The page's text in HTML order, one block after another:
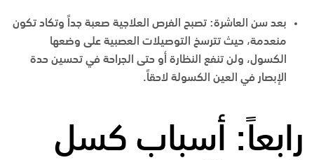
بعد سن العاشرة: تصبح الفرص العلاجية صعبة جداً وتكاد تكون
منعدمة، حيث تترسخ التوصيلات العصبية على وضعها
الكسول، ولن تنفع النظارة أو حتى الجراحة في تحسين حدة
الإبصار في العين الكسولة لاحقاً.
رابعاً: أسباب كسل